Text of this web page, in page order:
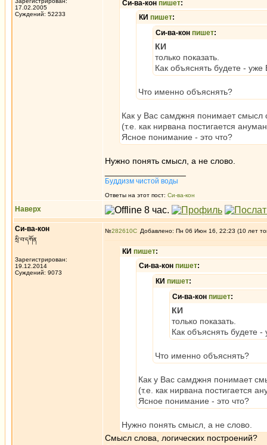
17.02.2005
Суждений: 52233
Си-ва-кон пишет:
КИ пишет:
Си-ва-кон пишет:
КИ
только показать.
Как объяснять будете -
Что именно объяснять?
Как у Вас самджня понимает смысл
(т.е. как нирвана постигается
Ясное понимание - это что?
Нужно понять смысл, а не слово.
Буддизм чистой воды
Ответы на этот пост: Си-ва-кон
Наверх
Си-ва-кон
སྲི་བ་དཀོན
Зарегистрирован:
19.12.2014
Суждений: 9073
№282610 Добавлено: Пн 06 Июн 16, 22:23 (10 лет
КИ пишет:
Си-ва-кон пишет:
КИ пишет:
Си-ва-кон пишет:
КИ
только показать.
Как объяснять будете
Что именно объяснять?
Как у Вас самджня понимает
(т.е. как нирвана постигается
Ясное понимание - это что?
Нужно понять смысл, а не слово.
Смысл слова, логических построений?